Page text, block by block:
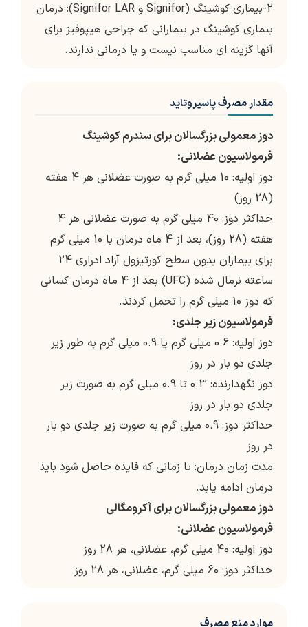
2-بیماری کوشینگ (Signifor و Signifor LAR): درمان
بیماری کوشینگ در بیمارانی که جراحی هیپوفیز برای
آنها گزینه ای مناسب نیست و یا درمانی ندارند.
مقدار مصرف پاسیروتاید
دوز معمولی بزرگسالان برای سندرم کوشینگ
فرمولاسیون عضلانی:
دوز اولیه: 10 میلی گرم به صورت عضلانی هر 4 هفته
(28 روز)
حداکثر دوز: 40 میلی گرم به صورت عضلانی هر 4
هفته (28 روز)، بعد از 4 ماه درمان با 10 میلی گرم
برای بیماران بدون سطح کورتیزول آزاد ادراری 24
ساعته نرمال شده (UFC) بعد از 4 ماه درمان کسانی
که دوز 10 میلی گرم را تحمل کردند.
فرمولاسیون زیر جلدی:
دوز اولیه: 0.6 میلی گرم یا 0.9 میلی گرم به طور زیر
جلدی دو بار در روز
دوز نگهدارنده: 0.3 تا 0.9 میلی گرم به صورت زیر
جلدی دو بار در روز
حداکثر دوز: 0.9 میلی گرم به صورت زیر جلدی دو بار
در روز
مدت زمان درمان: تا زمانی که فایده حاصل شود باید
درمان ادامه یابد.
دوز معمولی بزرگسالان برای آکرومگالی
فرمولاسیون عضلانی:
دوز اولیه: 40 میلی گرم، عضلانی، هر 28 روز
حداکثر دوز: 60 میلی گرم، عضلانی، هر 28 روز